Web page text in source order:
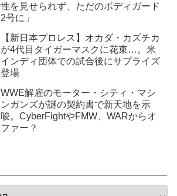
性を見せられず、ただのボディガード
2号に」
【新日本プロレス】オカダ・カズチカ
が4代目タイガーマスクに花束…。米
インディ団体での試合後にサプライズ
登場
WWE解雇のモーター・シティ・マシ
ンガンズが謎の契約書で新天地を示
唆。CyberFightやFMW、WARからオ
ファー？